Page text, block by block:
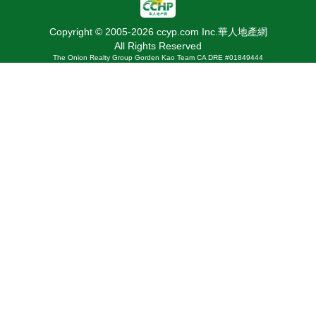
Copyright © 2005-2026 ccyp.com Inc.華人地產網
All Rights Reserved
The Onion Realty Group Gorden Kao Team CA DRE #01849444